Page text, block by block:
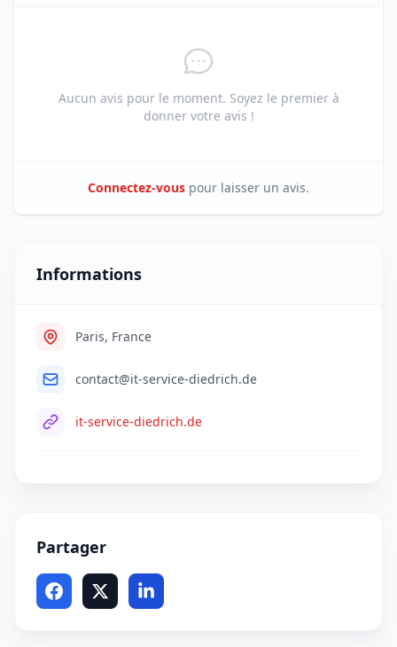
Aucun avis pour le moment. Soyez le premier à
donner votre avis !
Connectez-vous pour laisser un avis.
Informations
Paris, France
contact@it-service-diedrich.de
it-service-diedrich.de
Partager